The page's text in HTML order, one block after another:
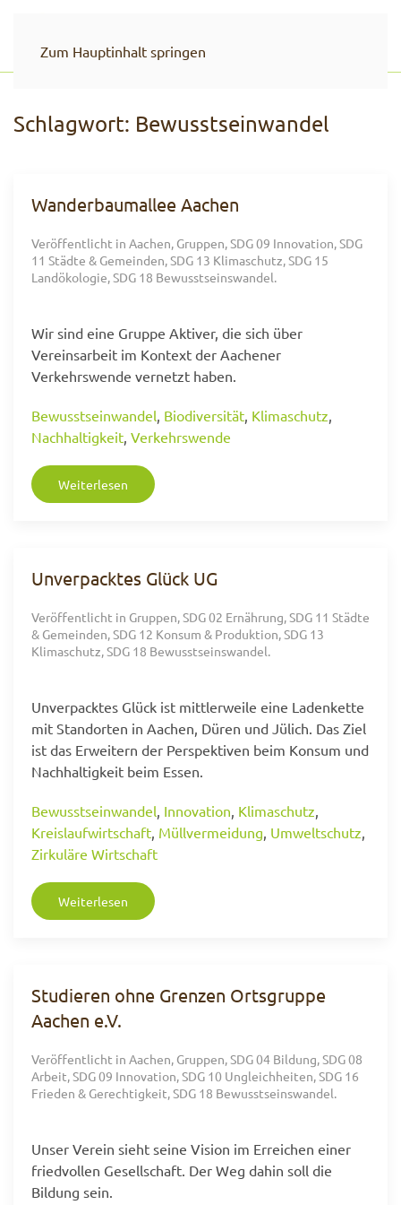
Zum Hauptinhalt springen
Schlagwort: Bewusstseinwandel
Wanderbaumallee Aachen
Veröffentlicht in Aachen, Gruppen,SDG 09 Innovation,SDG
11 Städte & Gemeinden,SDG 13 Klimaschutz,SDG 15
Landökologie,SDG 18 Bewusstseinswandel.
Wir sind eine Gruppe Aktiver, die sich über
Vereinsarbeit im Kontext der Aachener
Verkehrswende vernetzt haben.
Bewusstseinwandel, Biodiversität, Klimaschutz,
Nachhaltigkeit, Verkehrswende
Weiterlesen
Unverpacktes Glück UG
Veröffentlicht in Gruppen,SDG 02 Ernährung,SDG 11 Städte
& Gemeinden,SDG 12 Konsum & Produktion,SDG 13
Klimaschutz,SDG 18 Bewusstseinswandel.
Unverpacktes Glück ist mittlerweile eine Ladenkette
mit Standorten in Aachen, Düren und Jülich. Das Ziel
ist das Erweitern der Perspektiven beim Konsum und
Nachhaltigkeit beim Essen.
Bewusstseinwandel, Innovation, Klimaschutz,
Kreislaufwirtschaft, Müllvermeidung, Umweltschutz,
Zirkuläre Wirtschaft
Weiterlesen
Studieren ohne Grenzen Ortsgruppe
Aachen e.V.
Veröffentlicht in Aachen, Gruppen,SDG 04 Bildung,SDG 08
Arbeit,SDG 09 Innovation,SDG 10 Ungleichheiten,SDG 16
Frieden & Gerechtigkeit,SDG 18 Bewusstseinswandel.
Unser Verein sieht seine Vision im Erreichen einer
friedvollen Gesellschaft. Der Weg dahin soll die
Bildung sein.